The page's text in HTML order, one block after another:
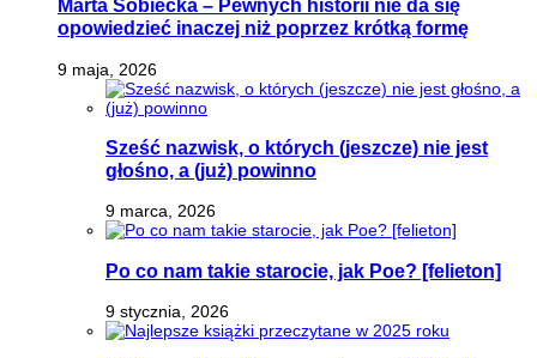
Marta Sobiecka – Pewnych historii nie da się
opowiedzieć inaczej niż poprzez krótką formę
9 maja, 2026
Sześć nazwisk, o których (jeszcze) nie jest
głośno, a (już) powinno
9 marca, 2026
Po co nam takie starocie, jak Poe? [felieton]
9 stycznia, 2026